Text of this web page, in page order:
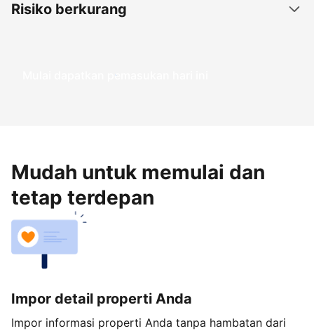
Risiko berkurang
Mulai dapatkan pemasukan hari ini
Mudah untuk memulai dan
tetap terdepan
Impor detail properti Anda
Impor informasi properti Anda tanpa hambatan dari